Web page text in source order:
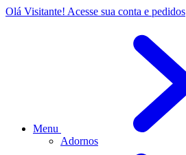
Olá Visitante! Acesse sua conta e pedidos
Menu
Adornos